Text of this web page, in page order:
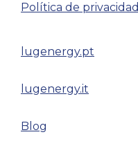
Política de privacidad
lugenergy.pt
lugenergy.it
Blog